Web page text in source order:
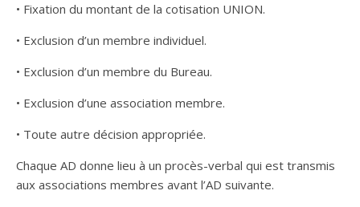
• Fixation du montant de la cotisation UNION.
• Exclusion d’un membre individuel.
• Exclusion d’un membre du Bureau.
• Exclusion d’une association membre.
• Toute autre décision appropriée.
Chaque AD donne lieu à un procès-verbal qui est transmis
aux associations membres avant l’AD suivante.